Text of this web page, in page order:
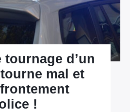
tournage d’un
mal et
!